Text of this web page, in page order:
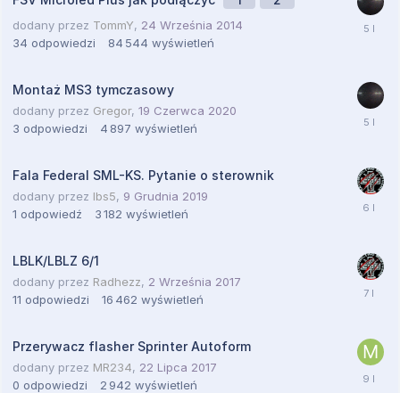
dodany przez TommY, 24 Września 2014
34 odpowiedzi 84 544 wyświetleń
Montaż MS3 tymczasowy
dodany przez Gregor, 19 Czerwca 2020
3 odpowiedzi 4 897 wyświetleń
Fala Federal SML-KS. Pytanie o sterownik
dodany przez lbs5, 9 Grudnia 2019
1 odpowiedź 3 182 wyświetleń
LBLK/LBLZ 6/1
dodany przez Radhezz, 2 Września 2017
11 odpowiedzi 16 462 wyświetleń
Przerywacz flasher Sprinter Autoform
dodany przez MR234, 22 Lipca 2017
0 odpowiedzi 2 942 wyświetleń